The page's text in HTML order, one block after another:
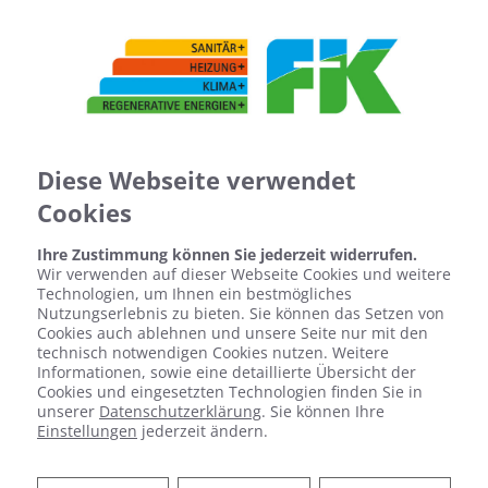
Diese Webseite verwendet
Cookies
Ihre Zustimmung können Sie jederzeit widerrufen.
Wir verwenden auf dieser Webseite Cookies und weitere
Technologien, um Ihnen ein bestmögliches
Nutzungserlebnis zu bieten. Sie können das Setzen von
Cookies auch ablehnen und unsere Seite nur mit den
technisch notwendigen Cookies nutzen. Weitere
Informationen, sowie eine detaillierte Übersicht der
Cookies und eingesetzten Technologien finden Sie in
unserer Datenschutzerklärung. Sie können Ihre
Einstellungen jederzeit ändern.